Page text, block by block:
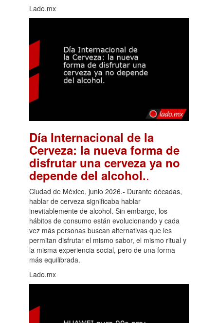
Lado.mx
Día Internacional de la
Cerveza: la nueva forma de
disfrutar una cerveza ya no
depende del alcohol..
Ciudad de México, junio 2026.- Durante décadas,
hablar de cerveza significaba hablar
inevitablemente de alcohol. Sin embargo, los
hábitos de consumo están evolucionando y cada
vez más personas buscan alternativas que les
permitan disfrutar el mismo sabor, el mismo ritual y
la misma experiencia social, pero de una forma
más equilibrada.
Lado.mx